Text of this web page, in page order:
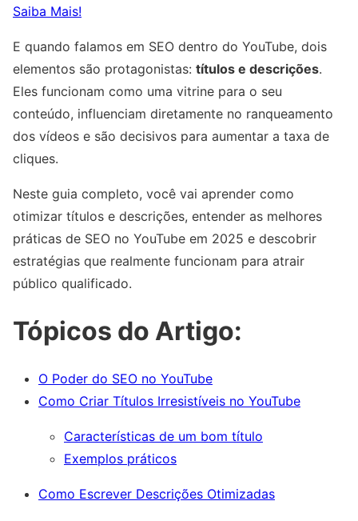
Saiba Mais!
E quando falamos em SEO dentro do YouTube, dois
elementos são protagonistas: títulos e descrições.
Eles funcionam como uma vitrine para o seu
conteúdo, influenciam diretamente no ranqueamento
dos vídeos e são decisivos para aumentar a taxa de
cliques.
Neste guia completo, você vai aprender como
otimizar títulos e descrições, entender as melhores
práticas de SEO no YouTube em 2025 e descobrir
estratégias que realmente funcionam para atrair
público qualificado.
Tópicos do Artigo:
O Poder do SEO no YouTube
Como Criar Títulos Irresistíveis no YouTube
Características de um bom título
Exemplos práticos
Como Escrever Descrições Otimizadas